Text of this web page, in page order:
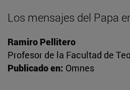
Los mensajes del Papa
Ramiro Pellitero
Profesor de la Facultad de
Publicado en: Omnes